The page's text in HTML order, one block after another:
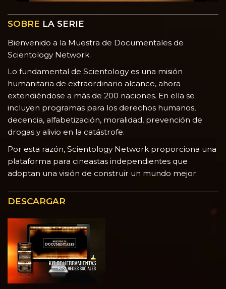
SOBRE LA SERIE
Bienvenido a la Muestra de Documentales de
Scientology Network.
Lo fundamental de Scientology es una misión
humanitaria de extraordinario alcance, ahora
extendiéndose a más de 200 naciones. En ella se
incluyen programas para los derechos humanos,
decencia, alfabetización, moralidad, prevención de
drogas y alivio en la catástrofe.
Por esta razón, Scientology Network proporciona una
plataforma para cineastas independientes que
adoptan una visión de construir un mundo mejor.
DESCARGAR